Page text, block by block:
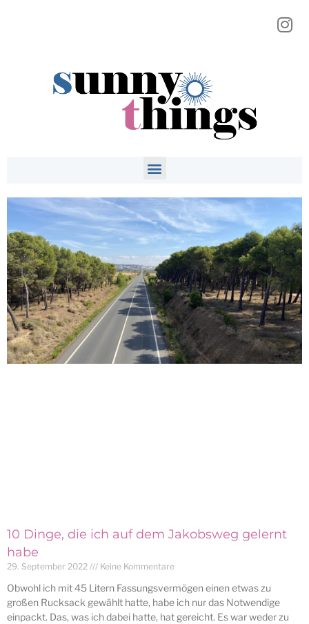
10 Dinge, die ich auf dem Jakobsweg gelernt
habe
29. September 2022 Keine Kommentare
Obwohl ich mit 45 Litern Fassungsvermögen einen etwas zu
großen Rucksack gewählt hatte, habe ich nur das Notwendige
einpackt. Das, was ich dabei hatte, hat gereicht. Es war weder zu